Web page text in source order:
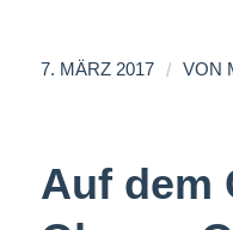
7. MÄRZ 2017 / VON
Auf dem